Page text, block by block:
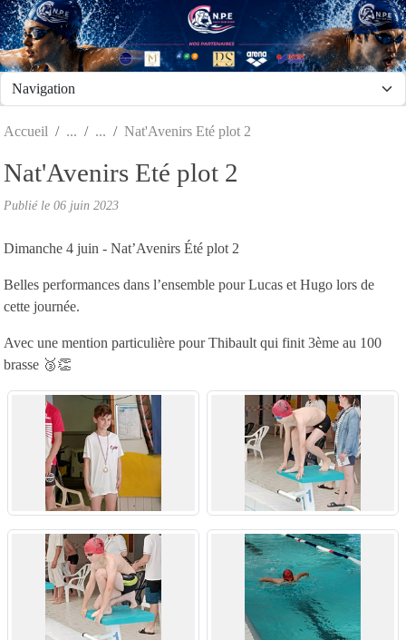
Accueil Nat'Avenirs Eté plot 2
Nat'Avenirs Eté plot 2
Publié le 06 juin 2023
Dimanche 4 juin - Nat’Avenirs Été plot 2
Belles performances dans l’ensemble pour Lucas et Hugo lors de
cette journée.
Avec une mention particulière pour Thibault qui finit 3ème au 100
brasse 🥉👏
Panneau de gestion des cookies